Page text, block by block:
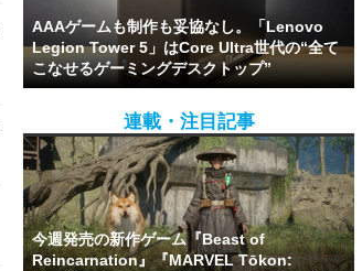
AAAゲームも制作も妥協なし。「Lenovo
Legion Tower 5」はCore Ultra世代の“全て
こなせるゲーミングデスクトップ”
連載・注目記事
今週発売の新作ゲーム『Beast of
Reincarnation』『MARVEL Tōkon: